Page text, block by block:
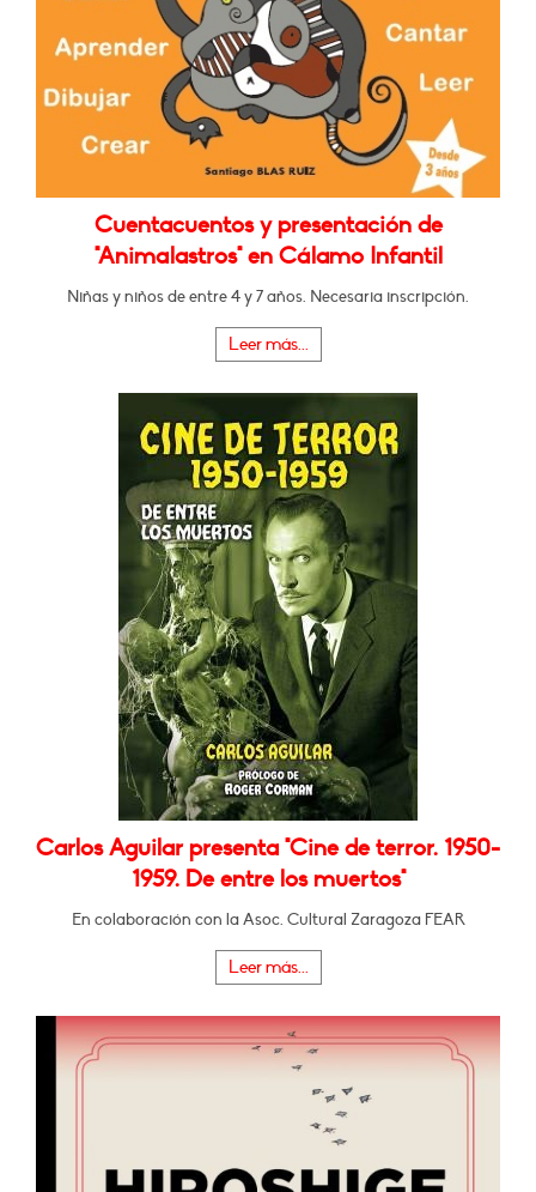
Cuentacuentos y presentación de
"Animalastros" en Cálamo Infantil
Niñas y niños de entre 4 y 7 años. Necesaria inscripción.
Leer más...
Carlos Aguilar presenta "Cine de terror. 1950-
1959. De entre los muertos"
En colaboración con la Asoc. Cultural Zaragoza FEAR
Leer más...